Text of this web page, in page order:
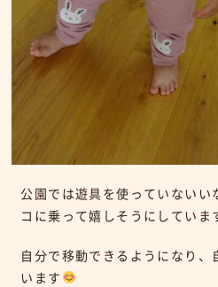
公園では遊具を使っていないい
コに乗って嬉しそうにしていま
自分で移動できるようになり、
います